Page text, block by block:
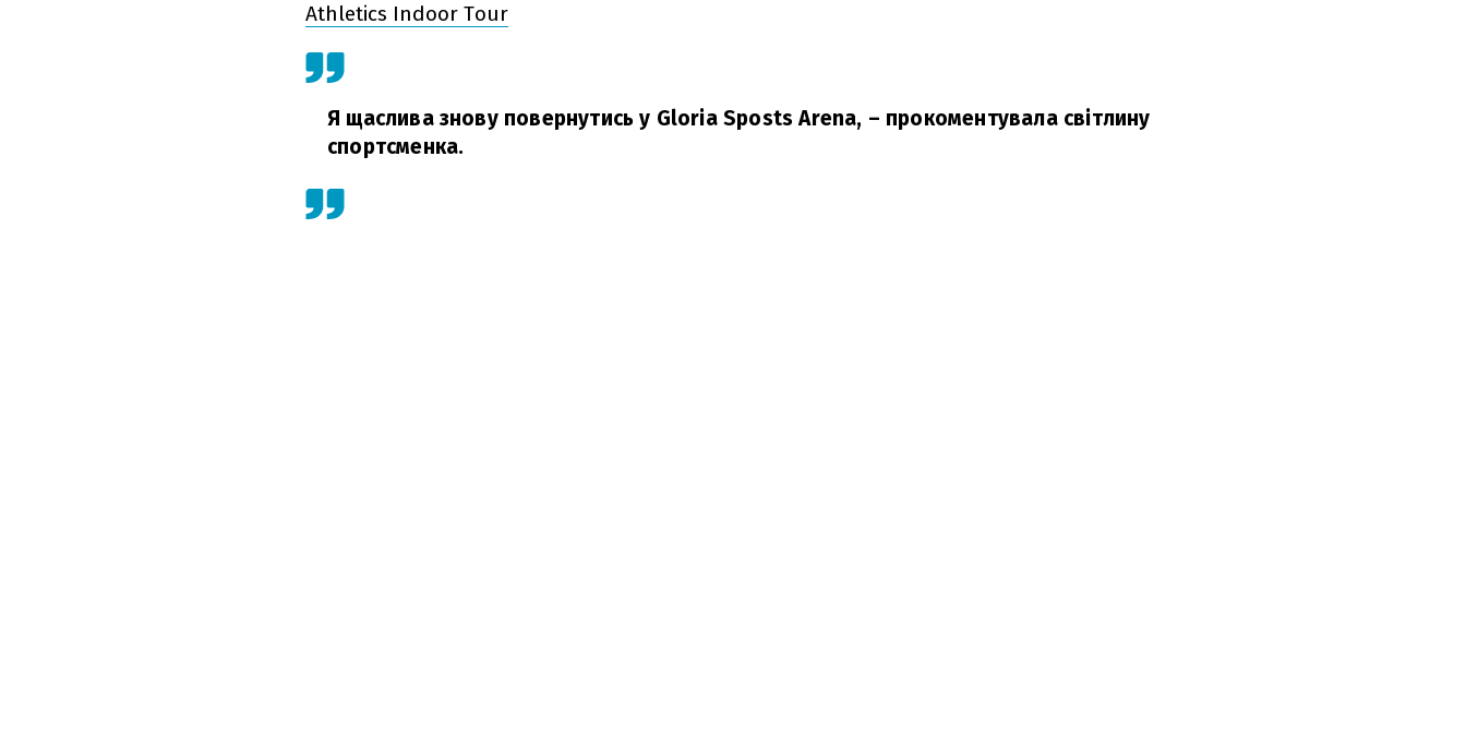
Athletics Indoor Tour
Я щаслива знову повернутись у Gloria Sposts Arena, – прокоментувала світлину
спортсменка.